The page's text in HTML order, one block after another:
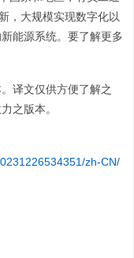
，大规模实现数字化以
能源系统。要了解更多
译文仅供方便了解之
之版本。
zh-CN/